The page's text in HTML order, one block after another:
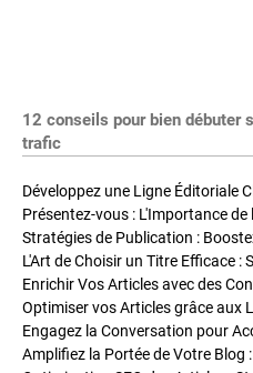
12 conseils pour bien débuter
trafic
Développez une Ligne Éditoriale
Présentez-vous : L'Importance
L'Art de Choisir un Titre Efficace :
Optimiser vos Articles grâce aux
Engagez la Conversation pour
Amplifiez la Portée de Votre Blog